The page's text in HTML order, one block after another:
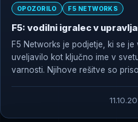
OPOZORILO F5 NETWORKS
F5: vodilni igralec v
F5 Networks je podjetje, ki se
uveljavilo kot ključno ime v
varnosti. Njihove rešitve so